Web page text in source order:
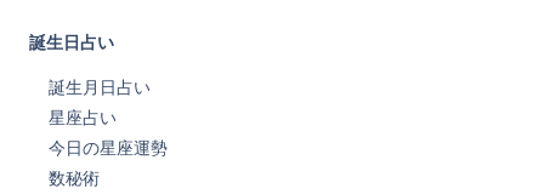
誕生日占い
誕生月日占い
星座占い
今日の星座運勢
数秘術